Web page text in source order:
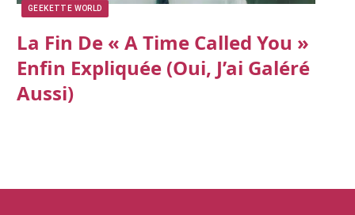
GEEKETTE WORLD
La Fin De « A Time Called You »
Enfin Expliquée (oui, J’ai Galéré
Aussi)